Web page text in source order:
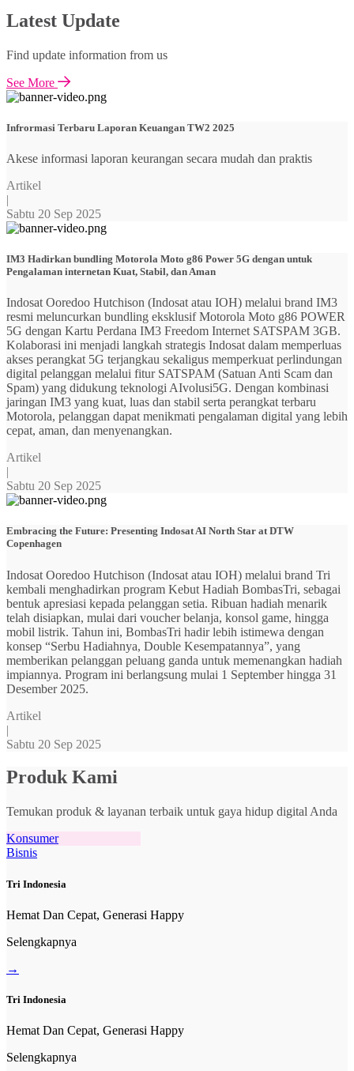
Latest Update
Find update information from us
See More
Infrormasi Terbaru Laporan Keuangan TW2 2025
Akese informasi laporan keurangan secara mudah dan praktis
Artikel
|
Sabtu 20 Sep 2025
IM3 Hadirkan bundling Motorola Moto g86 Power 5G dengan untuk
Pengalaman internetan Kuat, Stabil, dan Aman
Indosat Ooredoo Hutchison (Indosat atau IOH) melalui brand IM3
resmi meluncurkan bundling eksklusif Motorola Moto g86 POWER
5G dengan Kartu Perdana IM3 Freedom Internet SATSPAM 3GB.
Kolaborasi ini menjadi langkah strategis Indosat dalam memperluas
akses perangkat 5G terjangkau sekaligus memperkuat perlindungan
digital pelanggan melalui fitur SATSPAM (Satuan Anti Scam dan
Spam) yang didukung teknologi AIvolusi5G. Dengan kombinasi
jaringan IM3 yang kuat, luas dan stabil serta perangkat terbaru
Motorola, pelanggan dapat menikmati pengalaman digital yang lebih
cepat, aman, dan menyenangkan.
Artikel
|
Sabtu 20 Sep 2025
Embracing the Future: Presenting Indosat AI North Star at DTW
Copenhagen
Indosat Ooredoo Hutchison (Indosat atau IOH) melalui brand Tri
kembali menghadirkan program Kebut Hadiah BombasTri, sebagai
bentuk apresiasi kepada pelanggan setia. Ribuan hadiah menarik
telah disiapkan, mulai dari voucher belanja, konsol game, hingga
mobil listrik. Tahun ini, BombasTri hadir lebih istimewa dengan
konsep “Serbu Hadiahnya, Double Kesempatannya”, yang
memberikan pelanggan peluang ganda untuk memenangkan hadiah
impiannya. Program ini berlangsung mulai 1 September hingga 31
Desember 2025.
Artikel
|
Sabtu 20 Sep 2025
Produk Kami
Temukan produk & layanan terbaik untuk gaya hidup digital Anda
Konsumer
Bisnis
Tri Indonesia
Hemat Dan Cepat, Generasi Happy
Selengkapnya
→
Tri Indonesia
Hemat Dan Cepat, Generasi Happy
Selengkapnya